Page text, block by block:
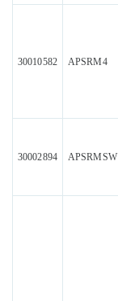
30010582 APSRM4
30002894 APSRMSW